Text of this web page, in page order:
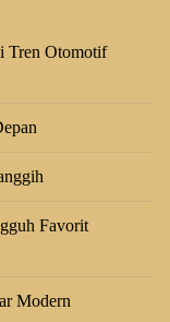
Tren Otomotif
Favorit
Modern